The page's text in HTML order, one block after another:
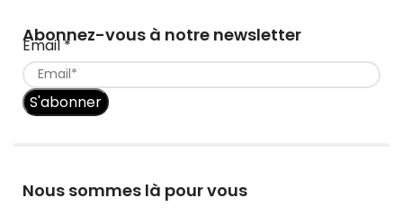
Abonnez-vous à notre newsletter
Email*
S'abonner
Nous sommes là pour vous